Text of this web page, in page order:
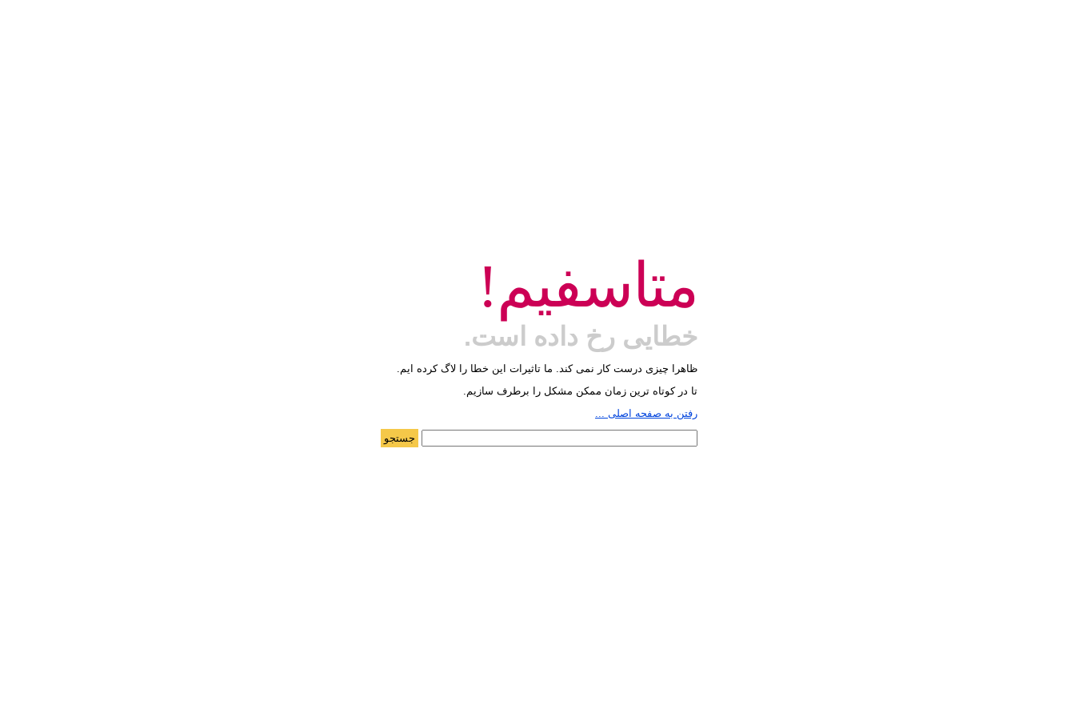
متاسفیم!
خطایی رخ داده است.
ظاهرا چیزی درست کار نمی کند. ما تاثیرات این خطا را لاگ کرده ایم.
تا در کوتاه ترین زمان ممکن مشکل را برطرف سازیم.
رفتن به صفحه اصلی ...
جستجو